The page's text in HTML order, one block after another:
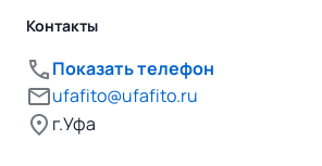
Контакты
Показать телефон
ufafito@ufafito.ru
г.Уфа